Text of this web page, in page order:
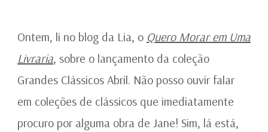
Ontem, li no blog da Lia, o Quero Morar em Uma
Livraria, sobre o lançamento da coleção
Grandes Clássicos Abril. Não posso ouvir falar
em coleções de clássicos que imediatamente
procuro por alguma obra de Jane! Sim, lá está,